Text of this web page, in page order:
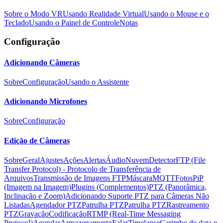
Sobre o Modo VRUsando Realidade VirtualUsando o Mouse e o
TecladoUsando o Painel de ControleNotas
Configuração
Adicionando Câmeras
SobreConfiguraçãoUsando o Assistente
Adicionando Microfones
SobreConfiguração
Edição de Câmeras
SobreGeralAjustesAçõesAlertasÁudioNuvemDetectorFTP (File
Transfer Protocol) - Protocolo de Transferência de
ArquivosTransmissão de Imagens FTPMáscaraMQTTFotosPiP
(Imagem na Imagem)Plugins (Complementos)PTZ (Panorâmica,
Inclinação e Zoom)Adicionando Suporte PTZ para Câmeras Não
ListadasAgendador PTZPatrulha PTZPatrulha PTZRastreamento
PTZGravaçãoCodificaçãoRTMP (Real-Time Messaging